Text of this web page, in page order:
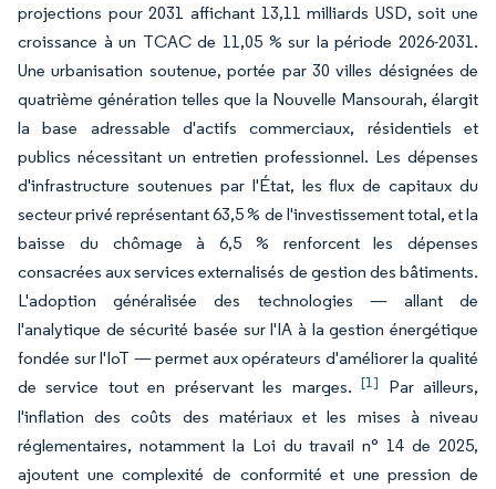
projections pour 2031 affichant 13,11 milliards USD, soit une
croissance à un TCAC de 11,05 % sur la période 2026-2031.
Une urbanisation soutenue, portée par 30 villes désignées de
quatrième génération telles que la Nouvelle Mansourah, élargit
la base adressable d'actifs commerciaux, résidentiels et
publics nécessitant un entretien professionnel. Les dépenses
d'infrastructure soutenues par l'État, les flux de capitaux du
secteur privé représentant 63,5 % de l'investissement total, et la
baisse du chômage à 6,5 % renforcent les dépenses
consacrées aux services externalisés de gestion des bâtiments.
L'adoption généralisée des technologies — allant de
l'analytique de sécurité basée sur l'IA à la gestion énergétique
fondée sur l'IoT — permet aux opérateurs d'améliorer la qualité
de service tout en préservant les marges.[1]
Par ailleurs,
l'inflation des coûts des matériaux et les mises à niveau
réglementaires, notamment la Loi du travail n° 14 de 2025,
ajoutent une complexité de conformité et une pression de